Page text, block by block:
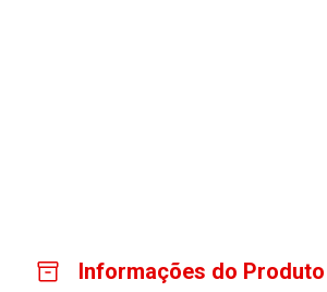
Informações do Produto